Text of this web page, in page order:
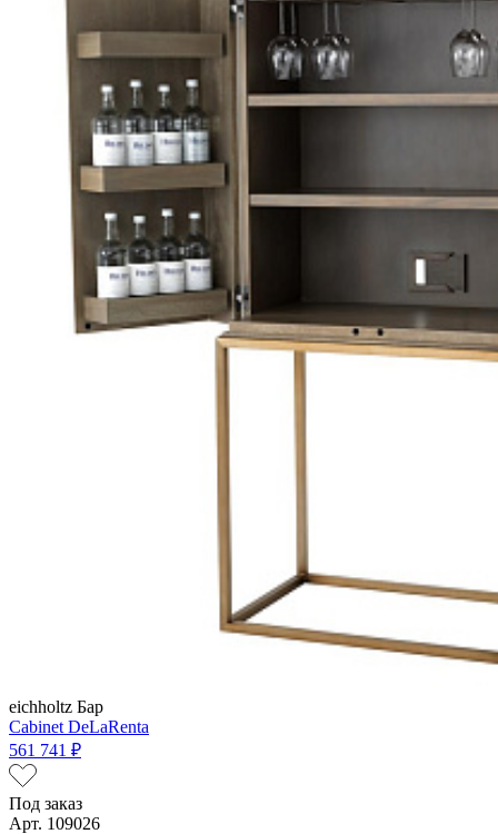
eichholtz Бар
Cabinet DeLaRenta
561 741 ₽
Под заказ
Арт. 109026